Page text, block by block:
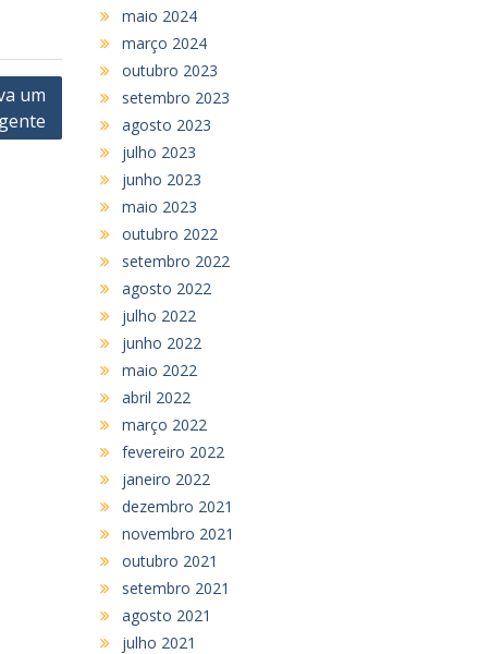
um
maio 2024
março 2024
outubro 2023
setembro 2023
agosto 2023
julho 2023
junho 2023
maio 2023
outubro 2022
setembro 2022
agosto 2022
julho 2022
junho 2022
maio 2022
abril 2022
março 2022
fevereiro 2022
janeiro 2022
dezembro 2021
novembro 2021
outubro 2021
setembro 2021
agosto 2021
julho 2021